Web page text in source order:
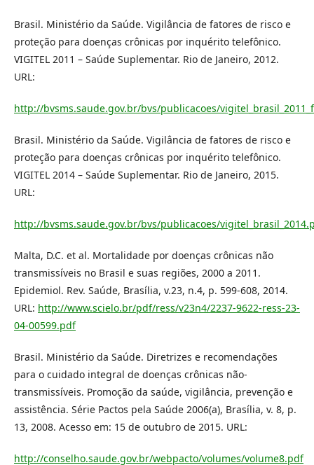
Brasil. Ministério da Saúde. Vigilância de fatores de risco e
proteção para doenças crônicas por inquérito telefônico.
VIGITEL 2011 – Saúde Suplementar. Rio de Janeiro, 2012.
URL:
http://bvsms.saude.gov.br/bvs/publicacoes/
Brasil. Ministério da Saúde. Vigilância de fatores de risco e
proteção para doenças crônicas por inquérito telefônico.
VIGITEL 2014 – Saúde Suplementar. Rio de Janeiro, 2015.
URL:
http://bvsms.saude.gov.br/bvs/publicacoes/
Malta, D.C. et al. Mortalidade por doenças crônicas não
transmissíveis no Brasil e suas regiões, 2000 a 2011.
Epidemiol. Rev. Saúde, Brasília, v.23, n.4, p. 599-608, 2014.
URL: http://www.scielo.br/pdf/ress/v23n4/2237-9622-ress-23-
04-00599.pdf
Brasil. Ministério da Saúde. Diretrizes e recomendações
para o cuidado integral de doenças crônicas não-
transmissíveis. Promoção da saúde, vigilância, prevenção e
assistência. Série Pactos pela Saúde 2006(a), Brasília, v. 8, p.
13, 2008. Acesso em: 15 de outubro de 2015. URL:
http://conselho.saude.gov.br/webpacto/volumes/volume8.pdf